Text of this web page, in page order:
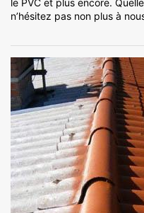
le PVC et plus encore.
n’hésitez pas non plus à